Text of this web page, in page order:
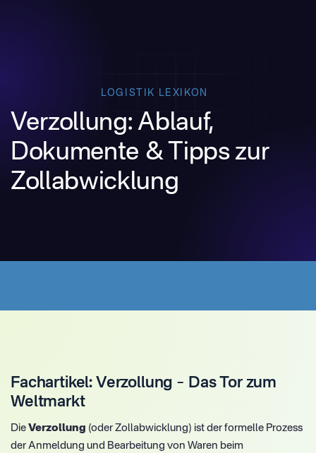
LOGISTIK LEXIKON
Verzollung: Ablauf,
Dokumente & Tipps zur
Zollabwicklung
Fachartikel: Verzollung – Das Tor zum
Weltmarkt
Die Verzollung (oder Zollabwicklung) ist der formelle Prozess
der Anmeldung und Bearbeitung von Waren beim